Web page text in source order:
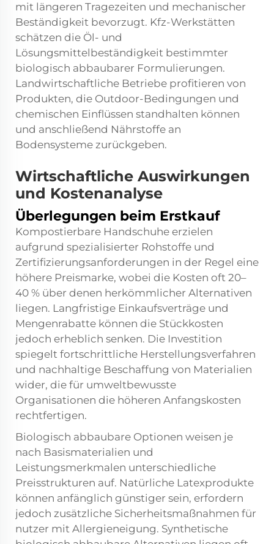
mit längeren Tragezeiten und mechanischer
Beständigkeit bevorzugt. Kfz-Werkstätten
schätzen die Öl- und
Lösungsmittelbeständigkeit bestimmter
biologisch abbaubarer Formulierungen.
Landwirtschaftliche Betriebe profitieren von
Produkten, die Outdoor-Bedingungen und
chemischen Einflüssen standhalten können
und anschließend Nährstoffe an
Bodensysteme zurückgeben.
Wirtschaftliche Auswirkungen
und Kostenanalyse
Überlegungen beim Erstkauf
Kompostierbare Handschuhe erzielen
aufgrund spezialisierter Rohstoffe und
Zertifizierungsanforderungen in der Regel eine
höhere Preismarke, wobei die Kosten oft 20–
40 % über denen herkömmlicher Alternativen
liegen. Langfristige Einkaufsverträge und
Mengenrabatte können die Stückkosten
jedoch erheblich senken. Die Investition
spiegelt fortschrittliche Herstellungsverfahren
und nachhaltige Beschaffung von Materialien
wider, die für umweltbewusste
Organisationen die höheren Anfangskosten
rechtfertigen.
Biologisch abbaubare Optionen weisen je
nach Basismaterialien und
Leistungsmerkmalen unterschiedliche
Preisstrukturen auf. Natürliche Latexprodukte
können anfänglich günstiger sein, erfordern
jedoch zusätzliche Sicherheitsmaßnahmen für
nutzer mit Allergieneigung. Synthetische